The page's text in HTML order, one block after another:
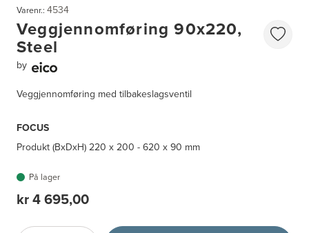
Varenr.: 4534
Veggjennomføring 90x220,
Steel
by
Veggjennomføring med tilbakeslagsventil
FOCUS
Produkt (BxDxH) 220 x 200 - 620 x 90 mm
På lager
kr 4 695,00